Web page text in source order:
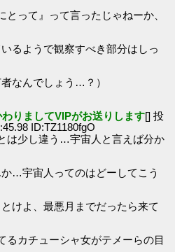
とって』って言ったじゃねーか、
るようで観察すべき部分はしっ
なんでしょう…？）
りましてVIPがお送りします[] 投
ID:TZ1180fgO
は少し違う…宇宙人と言えば分か
…宇宙人ってのはどーしてこう
けよ、最悪月までだったら来て
カチューシャ女がテメーらの目